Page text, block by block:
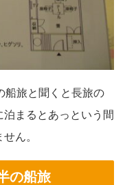
船旅と聞くと長旅の
まるとあっという間
ん。
の船旅